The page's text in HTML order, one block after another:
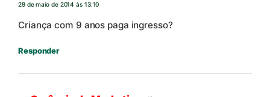
29 de maio de 2014 às 13:10
Criança com 9 anos paga ingresso?
Responder